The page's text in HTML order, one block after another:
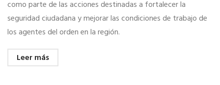
como parte de las acciones destinadas a fortalecer la
seguridad ciudadana y mejorar las condiciones de trabajo de
los agentes del orden en la región.
Leer más